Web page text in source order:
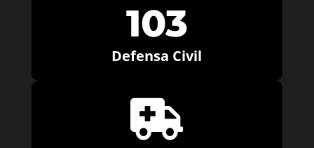
103
Defensa Civil
